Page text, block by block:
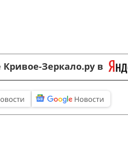
Зеркало.ру в